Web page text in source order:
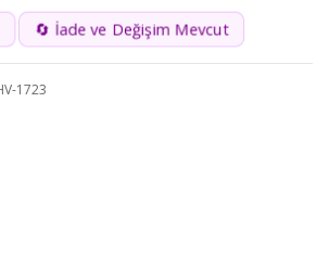
🔄 İade ve Değişim Mevcut
1723